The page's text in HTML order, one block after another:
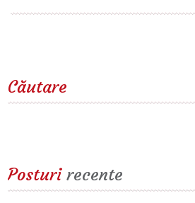
Căutare
Posturirecente